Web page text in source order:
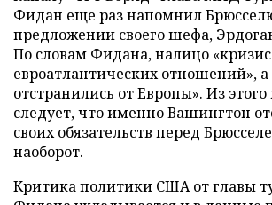
Фидан еще раз напомнил
предложении своего шефа,
По словам Фидана, налицо «кризис
евроатлантических отношений»,
отстранились от Европы». Из
следует, что именно Вашингтон
своих обязательств перед
наоборот.
Критика политики США от главы